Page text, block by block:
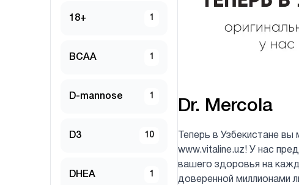
18+ 1
BCAA 1
D-mannose 1
D3 10
DHEA 1
Dr. Mercola
Теперь в Узбекистане
www.vitaline.uz! У нас
вашего здоровья на
доверенной миллионами